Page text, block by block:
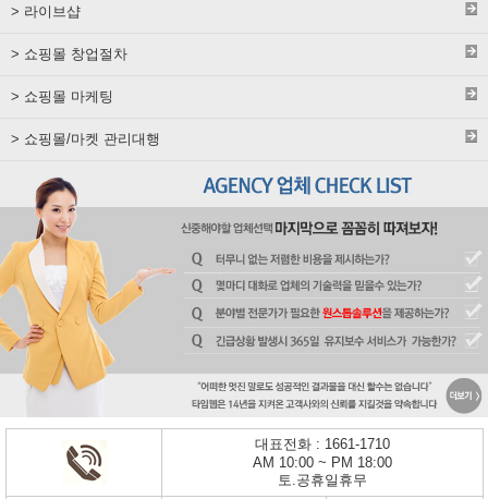
> 라이브샵
> 쇼핑몰 창업절차
> 쇼핑몰 마케팅
> 쇼핑몰/마켓 관리대행
대표전화 : 1661-1710
AM 10:00 ~ PM 18:00
토.공휴일휴무